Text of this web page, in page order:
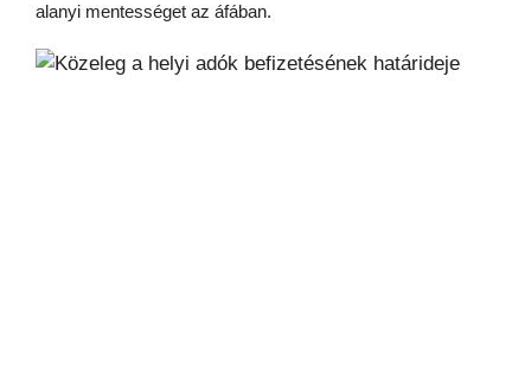
alanyi mentességet az áfában.